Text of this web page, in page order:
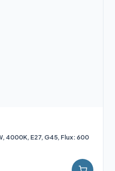
4000K, E27, G45, Flux: 600